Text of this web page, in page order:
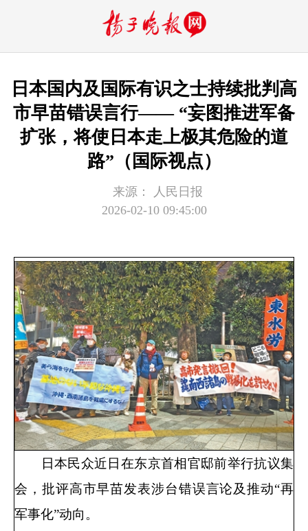
日本国内及国际有识之士持续批判高
市早苗错误言行—— “妄图推进军备
扩张，将使日本走上极其危险的道
路”（国际视点）
来源：
人民日报
2026-02-10 09:45:00
日本民众近日在东京首相官邸前举行抗议集
会，批评高市早苗发表涉台错误言论及推动“再
军事化”动向。